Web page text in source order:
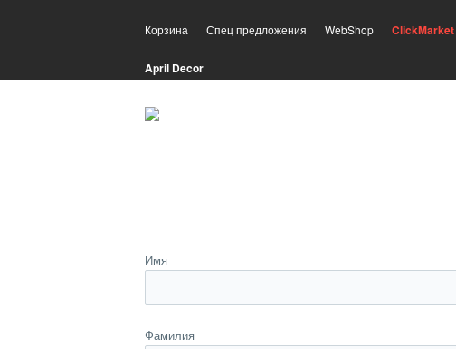
Корзина Спец предложения WebShop ClickMarket
April Decor
Имя
Фамилия